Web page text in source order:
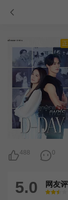
488 0
5.0 网友
很差
较差还行推荐力荐